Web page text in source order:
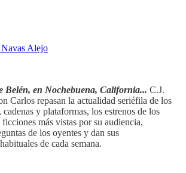
Navas Alejo
Belén, en Nochebuena, California... C.J.
Carlos repasan la actualidad seriéfila de los
cadenas y plataformas, los estrenos de los
más vistas por su audiencia,
de los oyentes y dan sus
de cada semana.